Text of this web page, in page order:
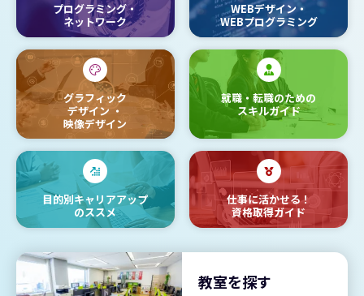
プログラミング・
ネットワーク
WEBデザイン・
WEBプログラミング
グラフィック
デザイン・
映像デザイン
就職・転職のための
スキルガイド
目的別キャリアアップ
のススメ
仕事に活かせる！
資格取得ガイド
教室を探す